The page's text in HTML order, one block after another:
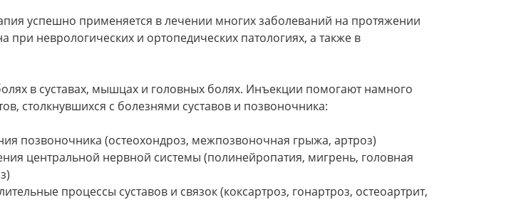
успешно применяется в лечении многих заболеваний на протяжении
при неврологических и ортопедических патологиях, а также в
в суставах, мышцах и головных болях. Инъекции помогают намного
столкнувшихся с болезнями суставов и позвоночника:
позвоночника (остеохондроз, межпозвоночная грыжа, артроз)
центральной нервной системы (полинейропатия, мигрень, головная
процессы суставов и связок (коксартроз, гонартроз, остеоартрит,